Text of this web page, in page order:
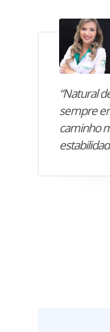
“Natural
sempre
caminho